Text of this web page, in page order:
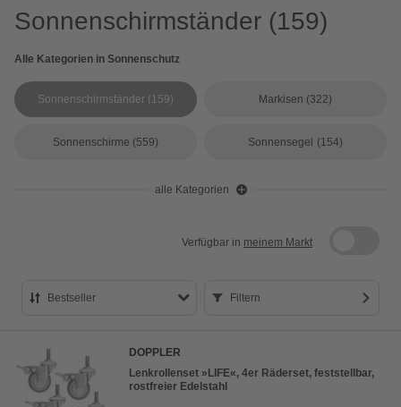
Sonnenschirmständer (159)
Alle Kategorien in Sonnenschutz
Sonnenschirmständer (159) Markisen (322)
Sonnenschirme (559) Sonnensegel (154)
alle Kategorien
Verfügbar in meinem Markt
Bestseller
Preis aufsteigend
Preis absteigend
Filtern
DOPPLER
Lenkrollenset »LIFE«, 4er Räderset, feststellbar,
rostfreier Edelstahl